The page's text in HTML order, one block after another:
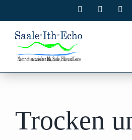
Inhalt
springen
Facebook
Trocken